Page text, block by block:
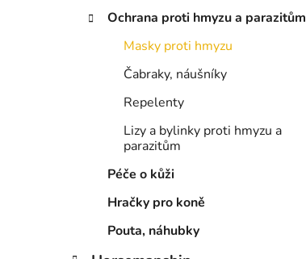
Ochrana proti hmyzu a parazitům
Masky proti hmyzu
Čabraky, náušníky
Repelenty
Lizy a bylinky proti hmyzu a
parazitům
Péče o kůži
Hračky pro koně
Pouta, náhubky